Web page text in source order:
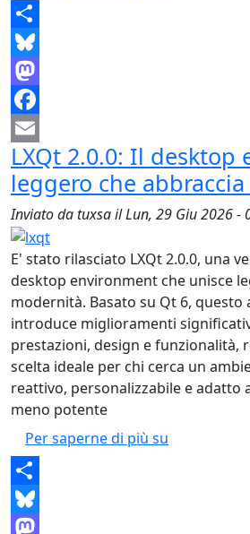
Share
Bluesky
Mastodon
Facebook
Email
LXQt 2.0.0: Il
leggero che
Inviato datuxsailLun, 29 Giu 2026 -
E' stato rilasciato LXQt 2.0.0, una
desktop environment che unisce
modernità. Basato su Qt 6,
introduce miglioramenti
prestazioni, design e funzionalità,
scelta ideale per chi cerca un
reattivo, personalizzabile e adatto
meno potente
Per saperne di più su
Share
Bluesky